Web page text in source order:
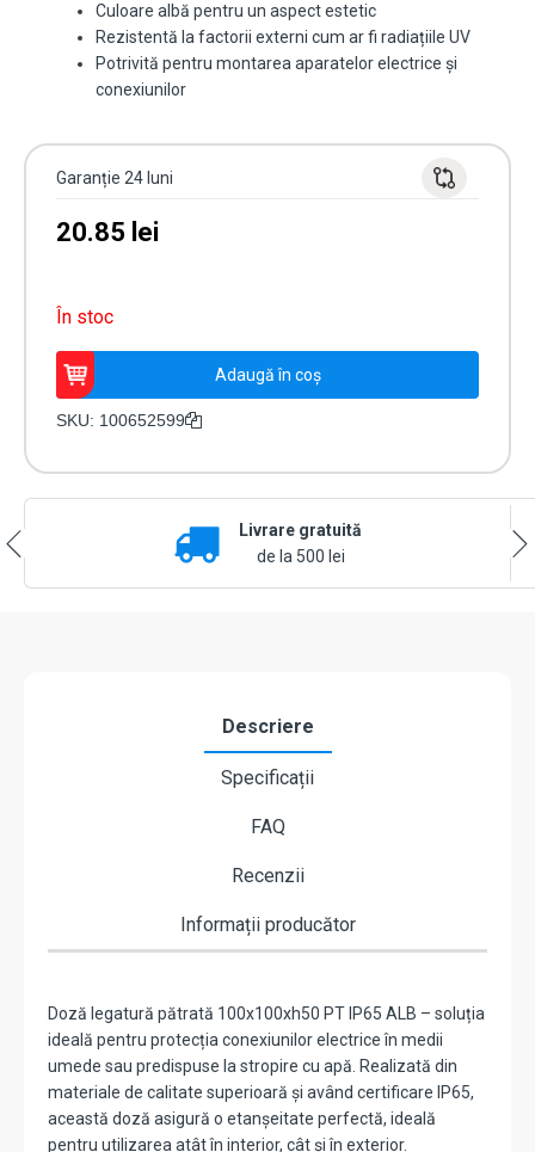
Culoare albă pentru un aspect estetic
Rezistentă la factorii externi cum ar fi radiațiile UV
Potrivită pentru montarea aparatelor electrice și
conexiunilor
Garanție 24 luni
20.85 lei
În stoc
Cantitate
Doză
legatură
Adaugă în coș
SKU: 100652599
Livrare gratuită
de la 500 lei
Descriere
Specificații
FAQ
Recenzii
Informații producător
Doză legatură pătrată 100x100xh50 PT IP65 ALB – soluția
ideală pentru protecția conexiunilor electrice în medii
umede sau predispuse la stropire cu apă. Realizată din
materiale de calitate superioară și având certificare IP65,
această doză asigură o etanșeitate perfectă, ideală
pentru utilizarea atât în interior, cât și în exterior.